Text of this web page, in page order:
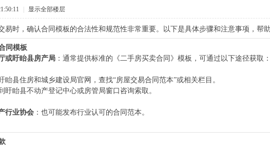
显示全部楼层
易时，确认合同模板的合法性和规范性非常重要。以下是具体步骤和注意事项，帮
同模板
或盱眙县房产局 ：通常提供标准的《二手房买卖合同》模板，可通过以下途径获取：
眙县住房和城乡建设局官网，查找“房屋交易合同范本”或相关栏目。
盱眙县不动产登记中心或房管局窗口咨询索取。
行业协会 ：也可能发布行业认可的合同范本。